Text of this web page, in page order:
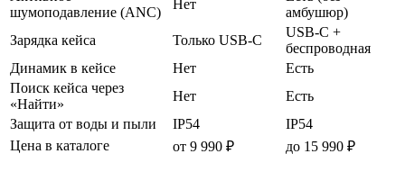
шумоподавление (ANC)
Нет
амбушюр)
Зарядка кейса
Только USB-C
USB-C +
беспроводная
Динамик в кейсе
Нет
Есть
Поиск кейса через
«Найти»
Нет
Есть
Защита от воды и пыли
IP54
IP54
Цена в каталоге
от 9 990 ₽ до 15 990 ₽